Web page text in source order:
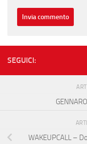
SEGUICI:
WAKEUPCALL –